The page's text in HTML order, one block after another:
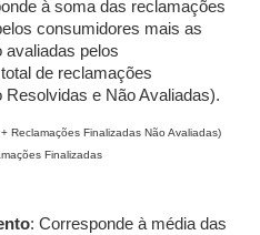
à soma das reclamações
consumidores mais as
avaliadas pelos
de reclamações
e Não Avaliadas).
Reclamações Finalizadas Não Avaliadas)
Finalizadas
: Corresponde à média das